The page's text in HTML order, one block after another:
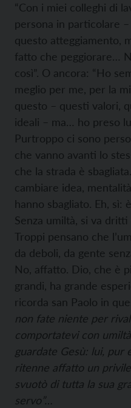
“Con i miei colleghi di
persona in particolare
questo atteggiamento,
fatto che peggiorare…
così”. O ancora: “Ho
meglio per me, per la
questo – questi valori,
ideali – ma… ho preso
Purtroppo ci sono
che vanno avanti lo
che la strada è
cambiare idea,
hanno sbagliato. Eh, sì:
Senza umiltà, si va
Troppi pensano che
da deboli, da gente
No, affatto. Dio, che è
grandi, ha grande
ricorda san Paolo in
non fate niente per
comportatevi con
guardate Gesù: lui, pur
ritenne affatto un
svuotò di tutta la sua
servo”…